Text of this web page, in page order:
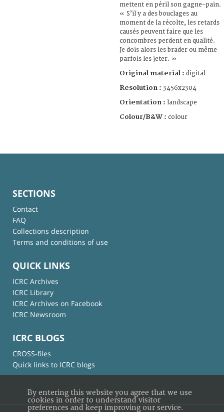
mettent en péril son gagne-pain.
« S’il y a des bouclages au
moment de la récolte, les retards
causés peuvent faire que les
concombres perdent en qualité.
Je dois alors les brader ou même
parfois les jeter. »
Original material : digital
Resolution : 3456x2304
Orientation : landscape
Colour/B&W : colour
SECTIONS
Contact
FAQ
Collections description
Terms and conditions of use
QUICK LINKS
ICRC Archives
ICRC Library
ICRC Archives on Facebook
ICRC Newsroom
ICRC BLOGS
CROSS-files
Quick links to ICRC blogs
By entering this website you agree that we use
cookies in order to understand visitor
preferences and keep improving our service.